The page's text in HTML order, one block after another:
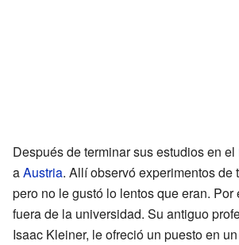
Después de terminar sus estudios en el
aAustria. Allí observó experimentos de
pero no le gustó lo lentos que eran. Por
fuera de la universidad. Su antiguo
Isaac Kleiner, le ofreció un puesto en